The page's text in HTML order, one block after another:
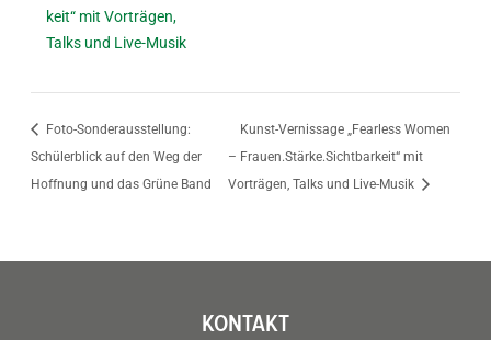
keit“ mit Vorträgen,
Talks und Live-Musik
Foto-Sonderausstellung:
Schülerblick auf den Weg der
Hoffnung und das Grüne Band
Kunst-Vernissage „Fearless Women
– Frauen.Stärke.Sichtbarkeit“ mit
Vorträgen, Talks und Live-Musik
KONTAKT